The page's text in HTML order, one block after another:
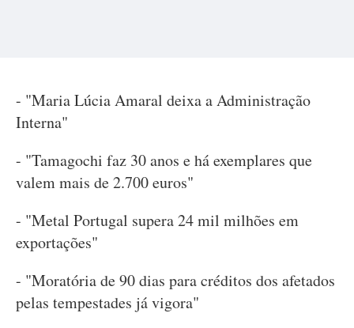
- "Maria Lúcia Amaral deixa a Administração
Interna"
- "Tamagochi faz 30 anos e há exemplares que
valem mais de 2.700 euros"
- "Metal Portugal supera 24 mil milhões em
exportações"
- "Moratória de 90 dias para créditos dos afetados
pelas tempestades já vigora"